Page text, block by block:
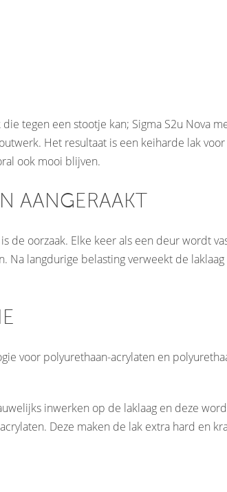
tegen een stootje kan; Sigma S2u Nova
Het resultaat is een keiharde lak
ook mooi blijven.
AANGERAAKT
de oorzaak. Elke keer als een deur wordt
langdurige belasting verweekt de
voor polyurethaan-acrylaten en
inwerken op de laklaag en deze
Deze maken de lak extra hard en